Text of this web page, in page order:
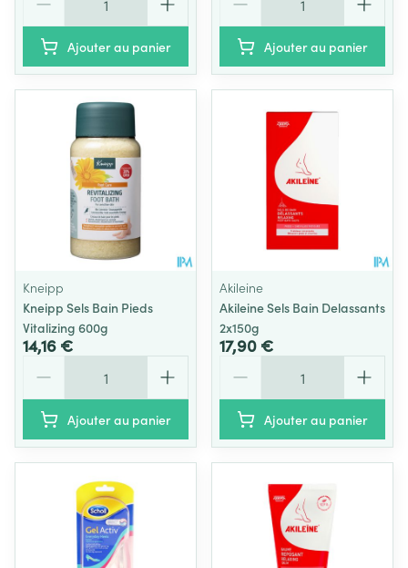
Ajouter au panier Ajouter au panier
Kneipp
Kneipp Sels Bain Pieds
Vitalizing 600g
14,16 €
Ajouter au panier
Akileine
Akileine Sels Bain Delassants
2x150g
17,90 €
Ajouter au panier